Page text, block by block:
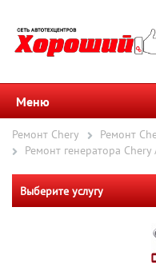
Меню
Ремонт Chery
Ремонт
Ремонт генератора Chery
Выберите услугу